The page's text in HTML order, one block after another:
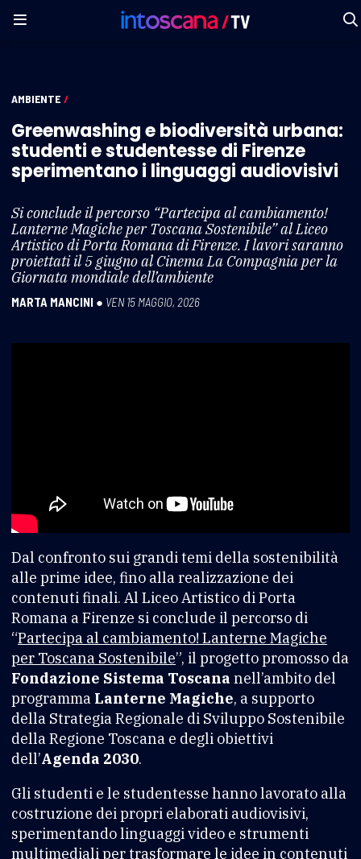
AMBIENTE /
Greenwashing e biodiversità urbana:
studenti e studentesse di Firenze
sperimentano i linguaggi audiovisivi
Si conclude il percorso “Partecipa al cambiamento!
Lanterne Magiche per Toscana Sostenibile” al Liceo
Artistico di Porta Romana di Firenze. I lavori saranno
proiettati il 5 giugno al Cinema La Compagnia per la
Giornata mondiale dell’ambiente
MARTA MANCINI ● VEN 15 MAGGIO, 2026
Dal confronto sui grandi temi della sostenibilità
alle prime idee, fino alla realizzazione dei
contenuti finali. Al Liceo Artistico di Porta
Romana a Firenze si conclude il percorso di
“Partecipa al cambiamento! Lanterne Magiche
per Toscana Sostenibile”, il progetto promosso da
Fondazione Sistema Toscana nell’ambito del
programma Lanterne Magiche, a supporto
della Strategia Regionale di Sviluppo Sostenibile
della Regione Toscana e degli obiettivi
dell’Agenda 2030.
Gli studenti e le studentesse hanno lavorato alla
costruzione dei propri elaborati audiovisivi,
sperimentando linguaggi video e strumenti
multimediali per trasformare le idee in contenuti